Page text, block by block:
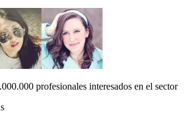
profesionales interesados en el sector